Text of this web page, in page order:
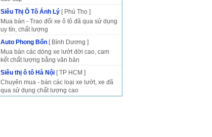
Siêu Thị Ô Tô Ánh Lý [ Phú Thọ ]
Mua bán - Trao đổi xe ô tô đã qua sử dụng
uy tín, chất lượng
Auto Phong Bổn [ Bình Dương ]
Mua bán các dòng xe lướt đời cao, cam
kết chất lượng bằng văn bản
Siêu thị ô tô Hà Nội [ TP HCM ]
Chuyên mua - bán các loại xe lướt, xe đã
qua sử dụng chất lượng cao